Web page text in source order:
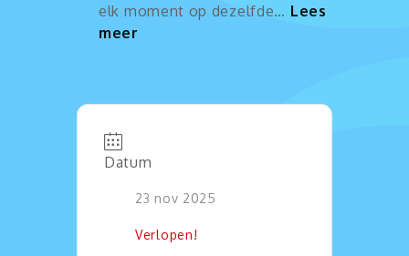
elk moment op dezelfde… Lees
meer
te
Datum
23 nov 2025
Verlopen!